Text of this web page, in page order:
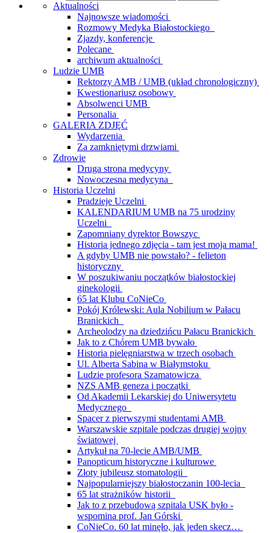
Aktualności
Najnowsze wiadomości
Rozmowy Medyka Białostockiego
Zjazdy, konferencje
Polecane
archiwum aktualności
Ludzie UMB
Rektorzy AMB / UMB (układ chronologiczny)
Kwestionariusz osobowy
Absolwenci UMB
Personalia
GALERIA ZDJĘĆ
Wydarzenia
Za zamkniętymi drzwiami
Zdrowie
Druga strona medycyny
Nowoczesna medycyna
Historia Uczelni
Pradzieje Uczelni
KALENDARIUM UMB na 75 urodziny
Uczelni
Zapomniany dyrektor Bowszyc
Historia jednego zdjęcia - tam jest moja mama!
A gdyby UMB nie powstało? - felieton
historyczny
W poszukiwaniu początków białostockiej
ginekologii
65 lat Klubu CoNieCo
Pokój Królewski: Aula Nobilium w Pałacu
Branickich
Archeolodzy na dziedzińcu Pałacu Branickich
Jak to z Chórem UMB bywało
Historia pielęgniarstwa w trzech osobach
Ul. Alberta Sabina w Białymstoku
Ludzie profesora Szamatowicza
NZS AMB geneza i początki
Od Akademii Lekarskiej do Uniwersytetu
Medycznego
Spacer z pierwszymi studentami AMB
Warszawskie szpitale podczas drugiej wojny
światowej
Artykuł na 70-lecie AMB/UMB
Panopticum historyczne i kulturowe
Złoty jubileusz stomatologii
Najpopularniejszy białostoczanin 100-lecia
65 lat strażników historii
Jak to z przebudową szpitala USK było -
wspomina prof. Jan Górski
CoNieCo. 60 lat minęło, jak jeden skecz…